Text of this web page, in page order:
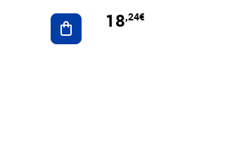
Ajouter au panier
18,24€